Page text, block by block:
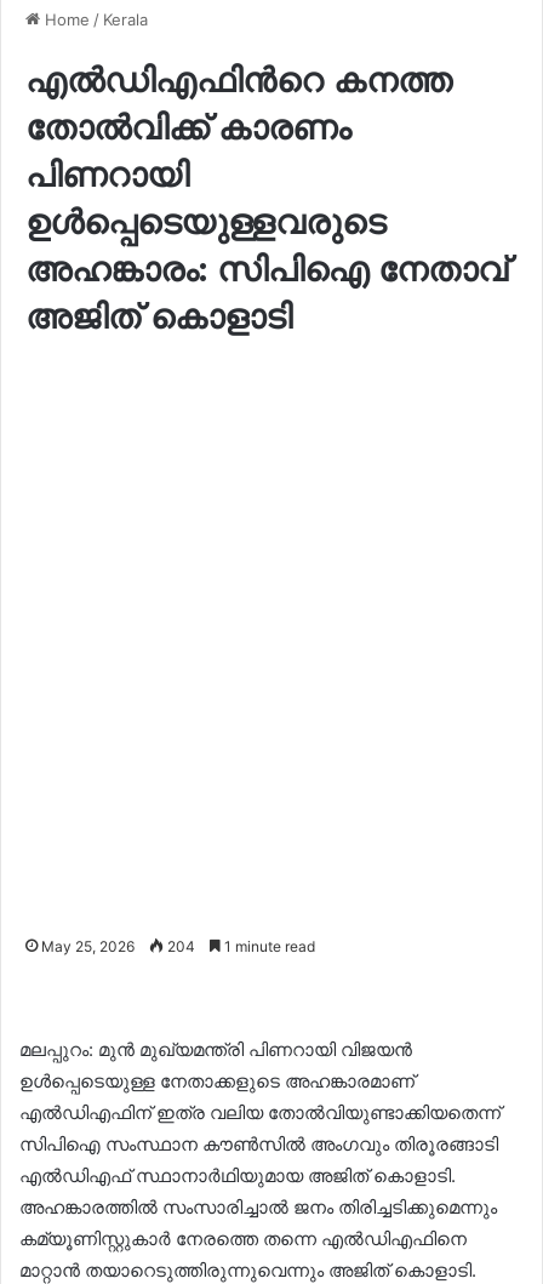
Home / Kerala
എൽഡിഎഫിന്‍റെ കനത്ത
തോൽവിക്ക് കാരണം
പിണറായി
ഉൾപ്പെടെയുള്ളവരുടെ
അഹങ്കാരം: സിപിഐ നേതാവ്
അജിത് കൊളാടി
May 25, 2026 204 1 minute read
മലപ്പുറം: മുൻ മുഖ്യമന്ത്രി പിണറായി വിജയൻ
ഉൾപ്പെടെയുള്ള നേതാക്കളുടെ അഹങ്കാരമാണ്
എൽഡിഎഫിന് ഇത്ര വലിയ തോൽവിയുണ്ടാക്കിയതെന്ന്
സിപിഐ സംസ്ഥാന കൗൺസിൽ അംഗവും തിരൂരങ്ങാടി
എൽഡിഎഫ് സ്ഥാനാർഥിയുമായ അജിത് കൊളാടി.
അഹങ്കാരത്തിൽ സംസാരിച്ചാൽ ജനം തിരിച്ചടിക്കുമെന്നും
കമ്യൂണിസ്റ്റുകാർ നേരത്തെ തന്നെ എൽഡിഎഫിനെ
മാറ്റാൻ തയാറെടുത്തിരുന്നുവെന്നും അജിത് കൊളാടി.